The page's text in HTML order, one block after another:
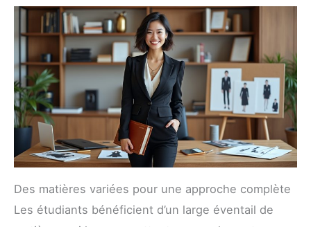
Des matières variées pour une approche complète
Les étudiants bénéficient d’un large éventail de